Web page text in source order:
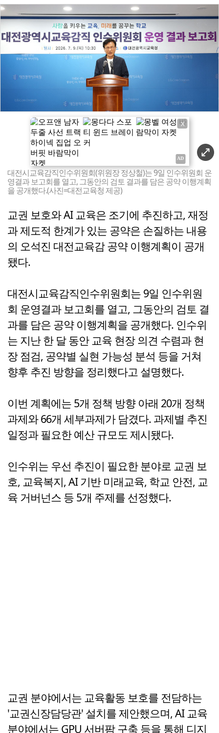
X
대전시교육감직인수위원회(위원장 정상철)는 9일 인수위원회 운
영결과 보고회를 열고, 그동안의 검토 결과를 담은 공약 이행계획
을 공개했다.(사진=대전교육청 제공)
교권 보호와 AI 교육은 조기에 추진하고, 재정
과 제도적 한계가 있는 공약은 손질하는 내용
의 오석진 대전교육감 공약 이행계획이 공개
됐다.
대전시교육감직인수위원회는 9일 인수위원
회 운영결과 보고회를 열고, 그동안의 검토 결
과를 담은 공약 이행계획을 공개했다. 인수위
는 지난 한 달 동안 교육 현장 의견 수렴과 현
장 점검, 공약별 실현 가능성 분석 등을 거쳐
향후 추진 방향을 정리했다고 설명했다.
이번 계획에는 5개 정책 방향 아래 20개 정책
과제와 66개 세부과제가 담겼다. 과제별 추진
일정과 필요한 예산 규모도 제시됐다.
인수위는 우선 추진이 필요한 분야로 교권 보
호, 교육복지, AI 기반 미래교육, 학교 안전, 교
육 거버넌스 등 5개 주제를 선정했다.
교권 분야에서는 교육활동 보호를 전담하는
'교권신장담당관' 설치를 제안했으며, AI 교육
분야에서는 GPU 서버팜 구축 등을 통해 디지